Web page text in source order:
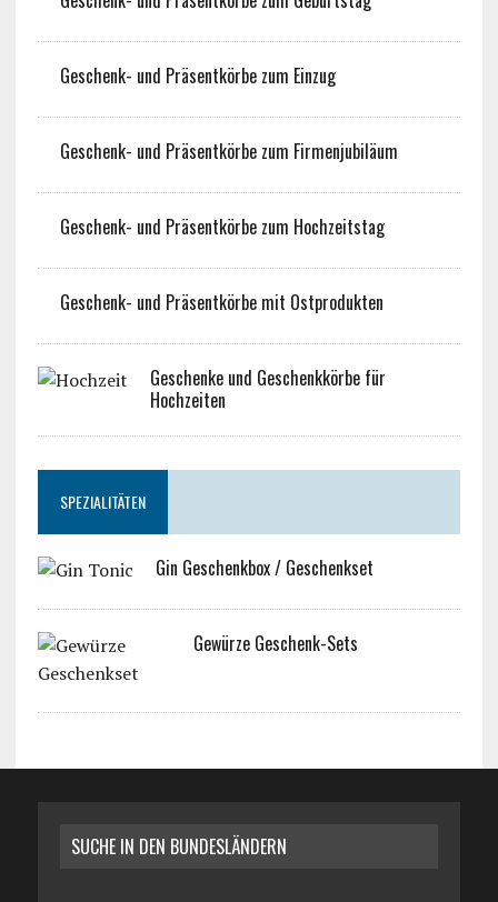
Geschenk- und Präsentkörbe zum Einzug
Geschenk- und Präsentkörbe zum Firmenjubiläum
Geschenk- und Präsentkörbe zum Hochzeitstag
Geschenk- und Präsentkörbe mit Ostprodukten
Geschenke und Geschenkkörbe für
Hochzeiten
SPEZIALITÄTEN
Gin Geschenkbox / Geschenkset
Gewürze Geschenk-Sets
SUCHE IN DEN BUNDESLÄNDERN